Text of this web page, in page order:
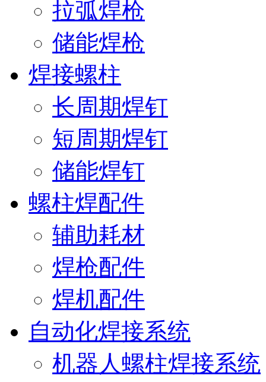
拉弧焊枪
储能焊枪
焊接螺柱
长周期焊钉
短周期焊钉
储能焊钉
螺柱焊配件
辅助耗材
焊枪配件
焊机配件
自动化焊接系统
机器人螺柱焊接系统